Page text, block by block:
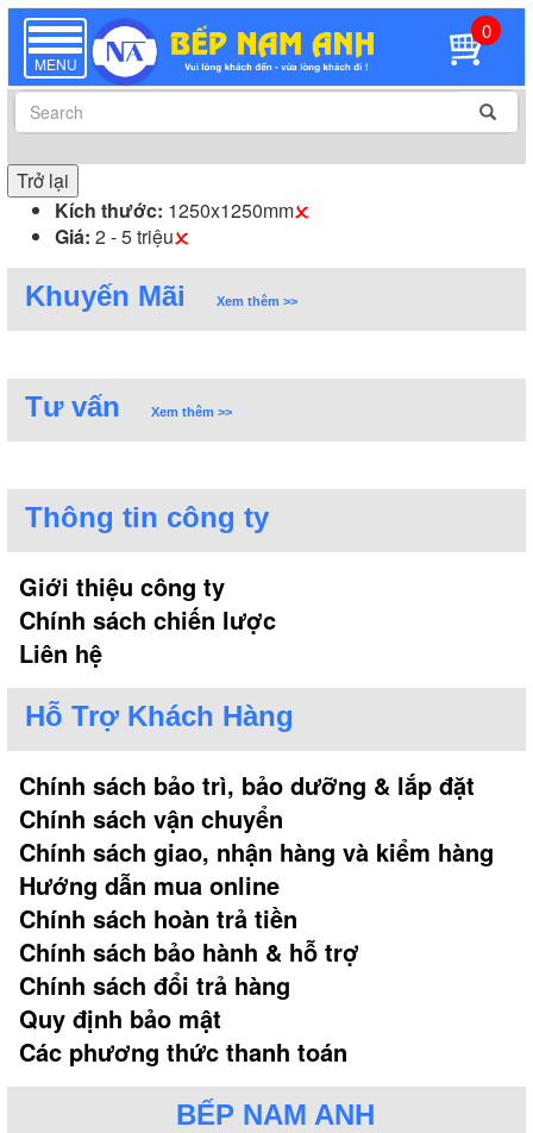
TOGGLE
NAVIGATION
MENU
0
Trở lại
Kích thước: 1250x1250mm
Giá: 2 - 5 triệu
Khuyến Mãi Xem thêm >>
Tư vấn Xem thêm >>
Thông tin công ty
Giới thiệu công ty
Chính sách chiến lược
Liên hệ
Hỗ Trợ Khách Hàng
Chính sách bảo trì, bảo dưỡng & lắp đặt
Chính sách vận chuyển
Chính sách giao, nhận hàng và kiểm hàng
Hướng dẫn mua online
Chính sách hoàn trả tiền
Chính sách bảo hành & hỗ trợ
Chính sách đổi trả hàng
Quy định bảo mật
Các phương thức thanh toán
BẾP NAM ANH